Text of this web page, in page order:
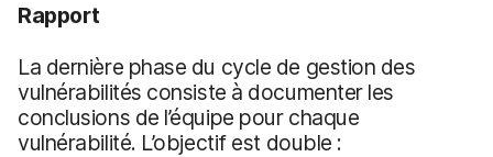
Rapport
La dernière phase du cycle de gestion des
vulnérabilités consiste à documenter les
conclusions de l’équipe pour chaque
vulnérabilité. L’objectif est double :